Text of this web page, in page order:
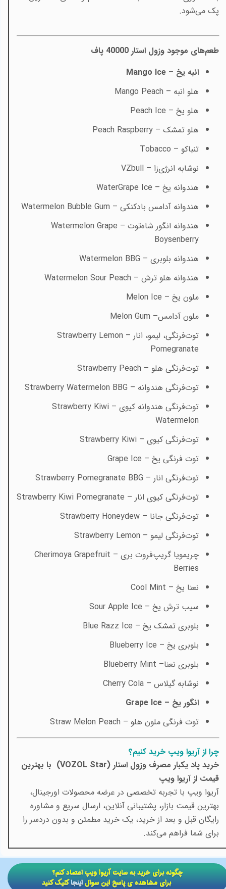
پک می‌شود.
طعم‌های موجود وزول استار 40000 پاف
انبه یخ – Mango Ice
هلو انبه – Mango Peach
هلو یخ – Peach Ice
هلو تمشک – Peach Raspberry
تنباکو – Tobacco
نوشابه انرژی‌زا – VZbull
هندوانه یخ – WaterGrape Ice
هندوانه آدامس بادکنکی – Watermelon Bubble Gum
هندوانه انگور شاه‌توت – Watermelon Grape
Boysenberry
هندوانه بلوبری – Watermelon BBG
هندوانه هلو ترش – Watermelon Sour Peach
ملون یخ – Melon Ice
ملون آدامس– Melon Gum
توت‌فرنگی، لیمو، انار – Strawberry Lemon
Pomegranate
توت‌فرنگی هلو – Strawberry Peach
توت‌فرنگی هندوانه – Strawberry Watermelon BBG
توت‌فرنگی هندوانه کیوی – Strawberry Kiwi
Watermelon
توت‌فرنگی کیوی – Strawberry Kiwi
توت فرنگی یخ – Grape Ice
توت‌فرنگی انار – Strawberry Pomegranate BBG
توت‌فرنگی کیوی انار – Strawberry Kiwi Pomegranate
توت‌فرنگی جانا – Strawberry Honeydew
توت‌فرنگی لیمو – Strawberry Lemon
چریمویا گریپ‌فروت بری – Cherimoya Grapefruit
Berries
نعنا یخ – Cool Mint
سیب ترش یخ – Sour Apple Ice
بلوبری تمشک یخ – Blue Razz Ice
بلوبری یخ – Blueberry Ice
بلوبری نعنا– Blueberry Mint
نوشابه گیلاس – Cherry Cola
انگور یخ – Grape Ice
توت فرنگی ملون هلو – Straw Melon Peach
چرا از آریوا ویپ خرید کنیم؟
خرید پاد یکبار مصرف وزول استار (VOZOL Star) با بهترین
قیمت از آریوا ویپ
آریوا ویپ با تجربه تخصصی در عرضه محصولات اورجینال،
بهترین قیمت بازار، پشتیبانی آنلاین، ارسال سریع و مشاوره
رایگان قبل و بعد از خرید، یک خرید مطمئن و بدون دردسر را
برای شما فراهم می‌کند.
​​چگونه برای خرید به سایت آریوا ویپ اعتماد کنم؟
برای مشاهده ی پاسخ این سوالاینجاکلیک کنید